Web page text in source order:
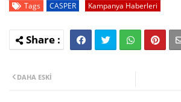
Tags CASPER Kampanya Haberleri
DAHA ESKI